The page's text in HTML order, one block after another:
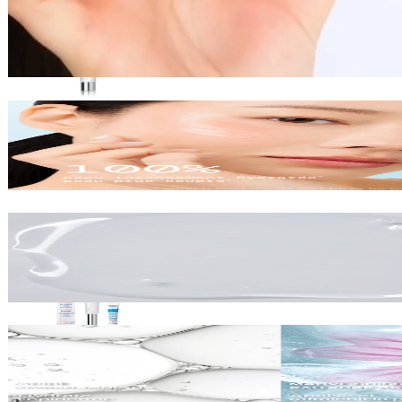
Snow Mask Aqua Plus
Soin visage
30,00 €75ml
Routine Soin Visage Hydratant - AQUA PLUS